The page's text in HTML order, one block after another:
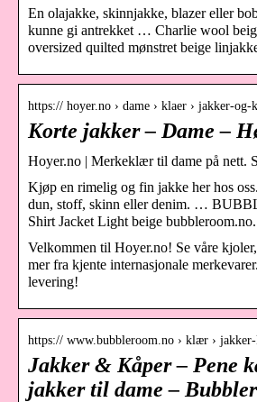
En olajakke, skinnjakke, blazer eller
kunne gi antrekket … Charlie wool
oversized quilted mønstret beige
https:// hoyer.no › dame › klaer › jakker-og-
Korte jakker – Dame –
Hoyer.no | Merkeklær til dame på nett.
Kjøp en rimelig og fin jakke her hos
dun, stoff, skinn eller denim. …
Shirt Jacket Light beige bubbleroom.no.
Velkommen til Hoyer.no! Se våre
mer fra kjente internasjonale
levering!
https:// www.bubbleroom.no › klær ›
Jakker & Kåper – Pene
jakker til dame –